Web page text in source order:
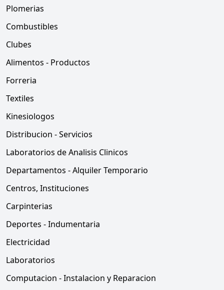
Plomerias
Combustibles
Clubes
Alimentos - Productos
Forreria
Textiles
Kinesiologos
Distribucion - Servicios
Laboratorios de Analisis Clinicos
Departamentos - Alquiler Temporario
Centros, Instituciones
Carpinterias
Deportes - Indumentaria
Electricidad
Laboratorios
Computacion - Instalacion y Reparacion